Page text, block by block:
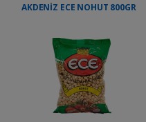
AKDENİZ ECE NOHUT 800GR